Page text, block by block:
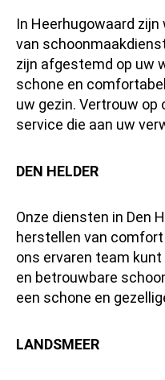
In Heerhugowaard
van
zijn afgestemd op uw
schone en
uw gezin. Vertrouw
service die aan uw
DEN HELDER
Onze diensten in Den
herstellen van
ons ervaren team kunt
en betrouwbare
een schone en
LANDSMEER